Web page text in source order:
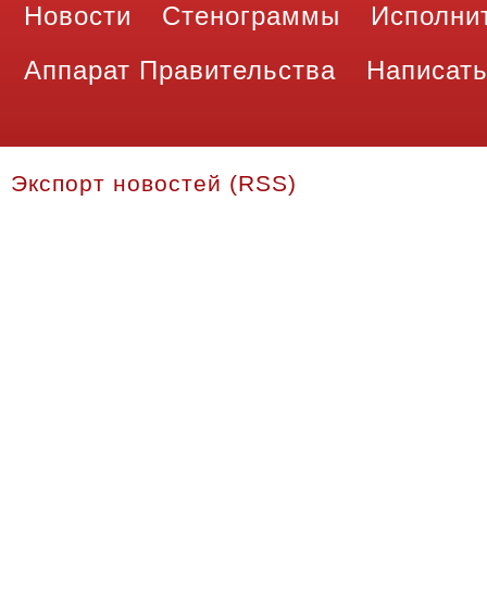
Новости Стенограммы
Аппарат Правительства
Экспорт новостей (RSS)